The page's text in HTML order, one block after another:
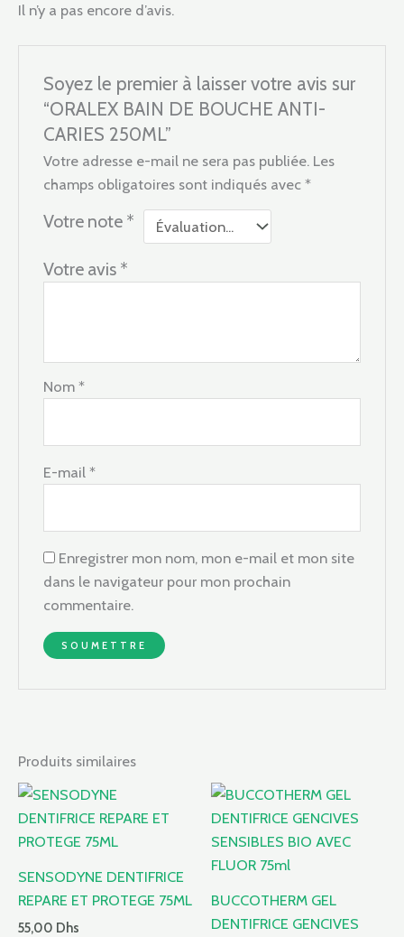
Il n’y a pas encore d’avis.
Soyez le premier à laisser votre avis sur
“ORALEX BAIN DE BOUCHE ANTI-
CARIES 250ML”
Votre adresse e-mail ne sera pas publiée. Les
champs obligatoires sont indiqués avec*
Votre note *
Votre avis *
Nom*
E-mail*
Enregistrer mon nom, mon e-mail et mon site
dans le navigateur pour mon prochain
commentaire.
Produits similaires
SENSODYNE DENTIFRICE
REPARE ET PROTEGE 75ML
55,00 Dhs
BUCCOTHERM GEL
DENTIFRICE GENCIVES